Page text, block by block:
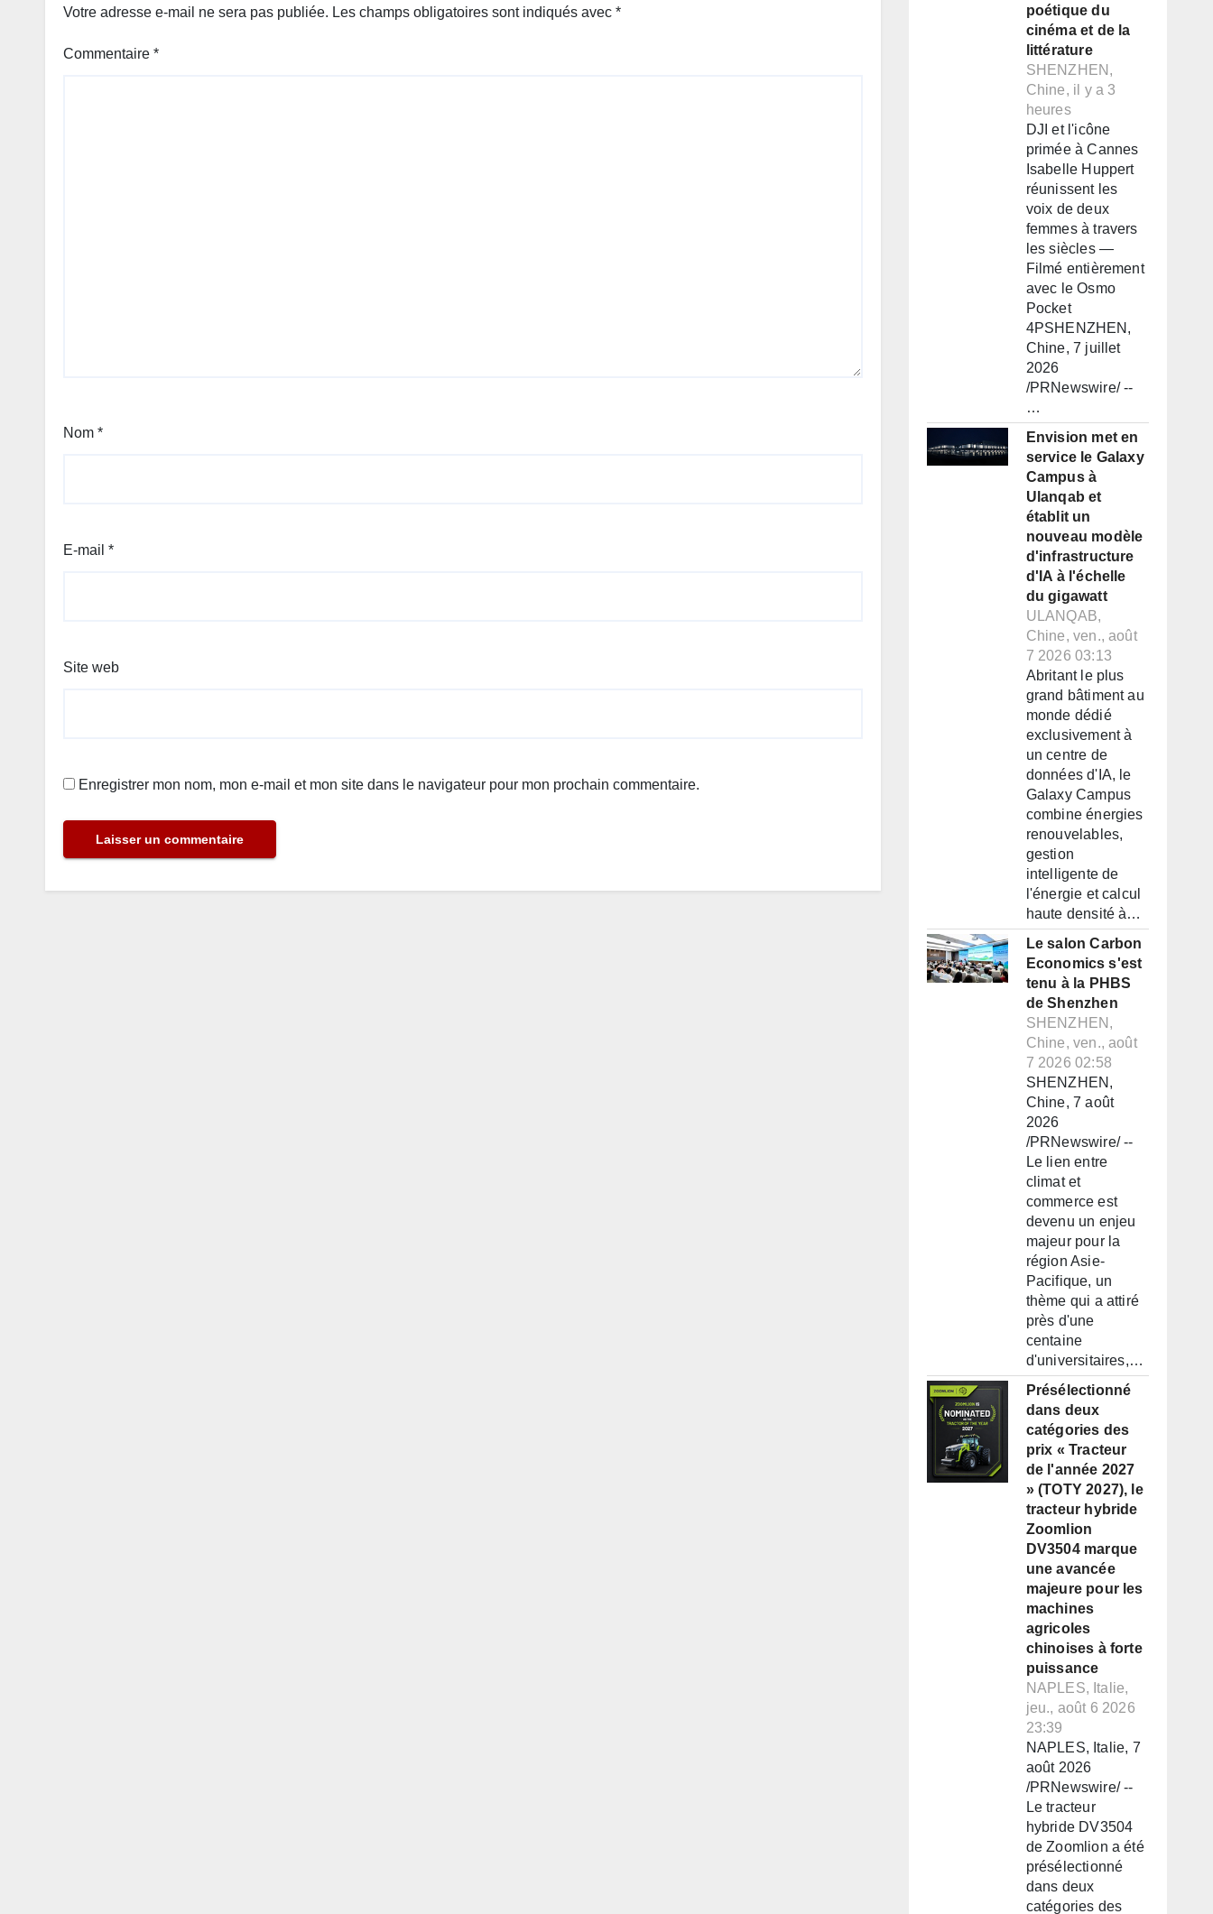
Votre adresse e-mail ne sera pas publiée. Les champs obligatoires sont indiqués avec *
Commentaire *
Nom *
E-mail *
Site web
Enregistrer mon nom, mon e-mail et mon site dans le navigateur pour mon prochain commentaire.
poétique du
cinéma et de la
littérature
SHENZHEN,
Chine, il y a 3
heures
DJI et l'icône
primée à Cannes
Isabelle Huppert
réunissent les
voix de deux
femmes à travers
les siècles —
Filmé entièrement
avec le Osmo
Pocket
4PSHENZHEN,
Chine, 7 juillet
2026
/PRNewswire/ --
…
Envision met en
service le Galaxy
Campus à
Ulanqab et
établit un
nouveau modèle
d'infrastructure
d'IA à l'échelle
du gigawatt
ULANQAB,
Chine, ven., août
7 2026 03:13
Abritant le plus
grand bâtiment au
monde dédié
exclusivement à
un centre de
données d'IA, le
Galaxy Campus
combine énergies
renouvelables,
gestion
intelligente de
l'énergie et calcul
haute densité à…
Le salon Carbon
Economics s'est
tenu à la PHBS
de Shenzhen
SHENZHEN,
Chine, ven., août
7 2026 02:58
SHENZHEN,
Chine, 7 août
2026
/PRNewswire/ --
Le lien entre
climat et
commerce est
devenu un enjeu
majeur pour la
région Asie-
Pacifique, un
thème qui a attiré
près d'une
centaine
d'universitaires,…
Présélectionné
dans deux
catégories des
prix « Tracteur
de l'année 2027
» (TOTY 2027), le
tracteur hybride
Zoomlion
DV3504 marque
une avancée
majeure pour les
machines
agricoles
chinoises à forte
puissance
NAPLES, Italie,
jeu., août 6 2026
23:39
NAPLES, Italie, 7
août 2026
/PRNewswire/ --
Le tracteur
hybride DV3504
de Zoomlion a été
présélectionné
dans deux
catégories des